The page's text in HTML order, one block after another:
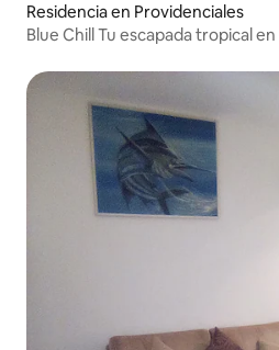
Residencia en Providenciales
Blue Chill Tu escapada